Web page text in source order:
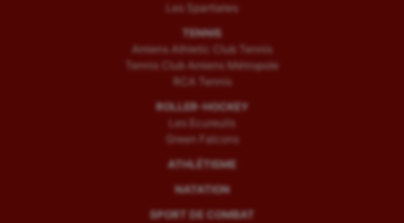
Les Spartiates
TENNIS
Amiens Athletic Club Tennis
Tennis Club Amiens Métropole
RCA Tennis
ROLLER-HOCKEY
Les Ecureuils
Green Falcons
ATHLÉTISME
NATATION
SPORT DE COMBAT